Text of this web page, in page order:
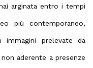
arginata entro i tempi
più contemporaneo,
prelevate da
aderente a presenze